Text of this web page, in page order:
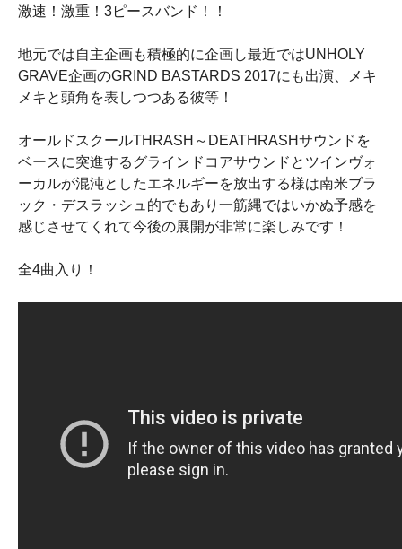
激速！激重！3ピースバンド！！
地元では自主企画も積極的に企画し最近ではUNHOLY
GRAVE企画のGRIND BASTARDS 2017にも出演、メキ
メキと頭角を表しつつある彼等！
オールドスクールTHRASH～DEATHRASHサウンドを
ベースに突進するグラインドコアサウンドとツインヴォ
ーカルが混沌としたエネルギーを放出する様は南米ブラ
ック・デスラッシュ的でもあり一筋縄ではいかぬ予感を
感じさせてくれて今後の展開が非常に楽しみです！
全4曲入り！